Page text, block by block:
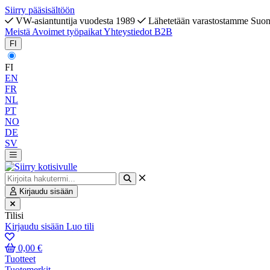
Siirry pääsisältöön
VW-asiantuntija vuodesta 1989
Lähetetään varastostamme
Meistä Avoimet työpaikatYhteystiedot B2B
FI
FI
EN
FR
NL
PT
NO
DE
SV
Kirjaudu sisään
Tilisi
Kirjaudu sisään Luo tili
0,00 €
Tuotteet